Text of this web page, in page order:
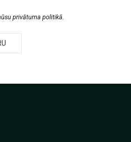
privātuma politikā.